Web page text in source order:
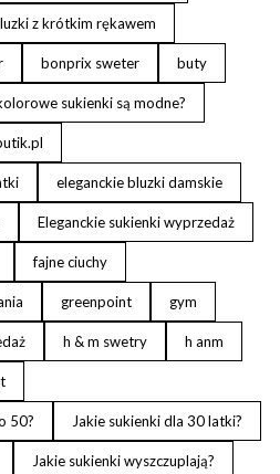
z krótkim rękawem
bonprix sweter buty
sukienki są modne?
eleganckie bluzki damskie
Eleganckie sukienki wyprzedaż
fajne ciuchy
greenpoint gym
h & m swetry h anm
50? Jakie sukienki dla 30 latki?
Jakie sukienki wyszczuplają?